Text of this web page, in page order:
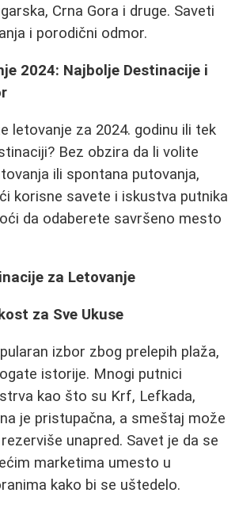
Crna Gora i druge. Saveti
i porodični odmor.
2024: Najbolje Destinacije i
letovanje za 2024. godinu ili tek
Bez obzira da li volite
ili spontana putovanja,
korisne savete i iskustva putnika
da odaberete savršeno mesto
za Letovanje
za Sve Ukuse
izbor zbog prelepih plaža,
istorije. Mnogi putnici
kao što su Krf, Lefkada,
je pristupačna, a smeštaj može
unapred. Savet je da se
marketima umesto u
kako bi se uštedelo.